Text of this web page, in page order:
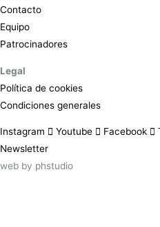
Contacto
Equipo
Patrocinadores
Legal
Política de cookies
Condiciones generales
Instagram Youtube Facebook
Newsletter
web by phstudio